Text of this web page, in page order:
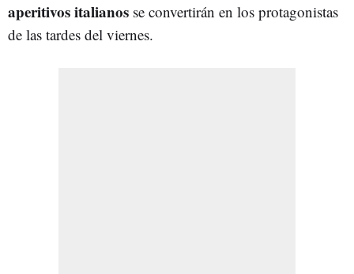
aperitivos italianos se convertirán en los protagonistas
de las tardes del viernes.